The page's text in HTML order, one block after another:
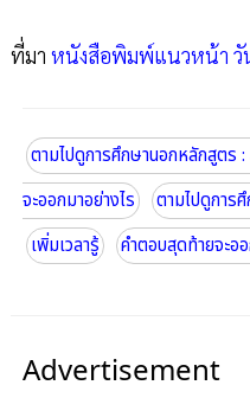
ที่มา หนังสือพิมพ์แนวหน้า วั
ตามไปดูการศึกษานอกหลักสูตร :
จะออกมาอย่างไร
ตามไปดูการ
เพิ่มเวลารู้
คำตอบสุดท้ายจะอ
Advertisement